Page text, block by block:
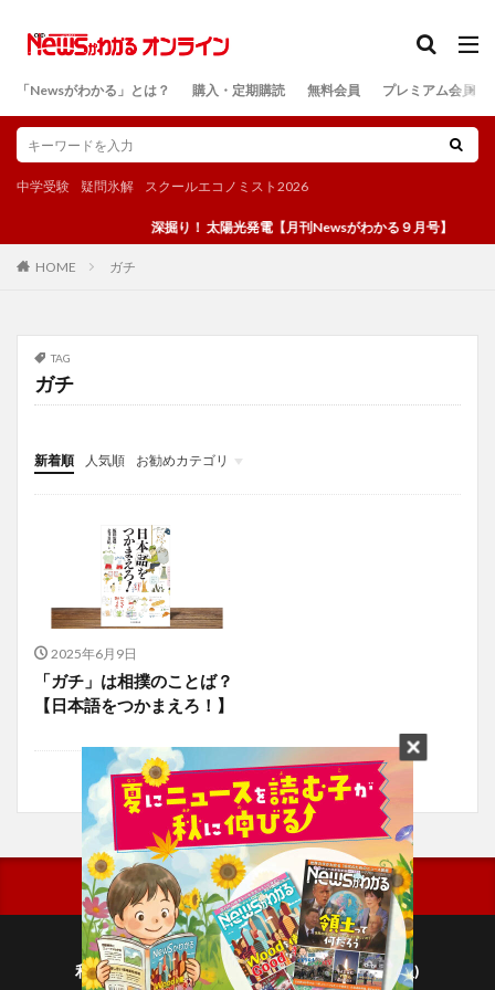
「Newsがわかる」とは？ 購入・定期購読 無料会員 プレミアム会員
中学受験 疑問氷解 スクールエコノミスト2026
深掘り！ 太陽光発電【月刊Newsがわかる９月号】
HOME ガチ
TAG
ガチ
新着順 人気順
お勧めカテゴリ
投稿
学び
マンガ
電子書籍
2025年6月9日
「ガチ」は相撲のことば？
【日本語をつかまえろ！】
利用規約
プライバシーポリシー(毎日新聞出版)
検索